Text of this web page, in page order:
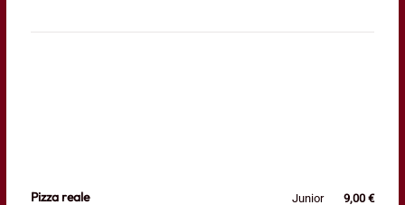
Pizza reale Junior
9,00 €